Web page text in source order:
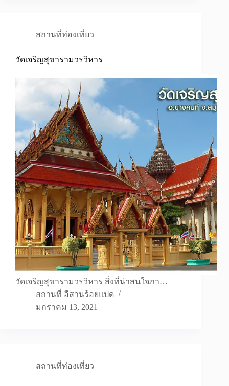
สถานที่ท่องเที่ยว
วัดเจริญสุขารามวรวิหาร
วัดเจริญสุขารามวรวิหาร สิ่งที่น่าสนใจภา…
สถานที่ อีสานร้อยแปด
มกราคม 13, 2021
สถานที่ท่องเที่ยว